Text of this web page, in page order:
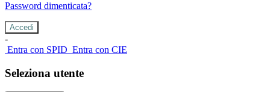
Password dimenticata?
-
Entra con SPID Entra con CIE
Seleziona utente